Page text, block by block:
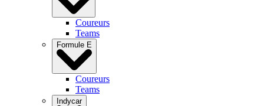
Coureurs
Teams
Formule E
Coureurs
Teams
Indycar